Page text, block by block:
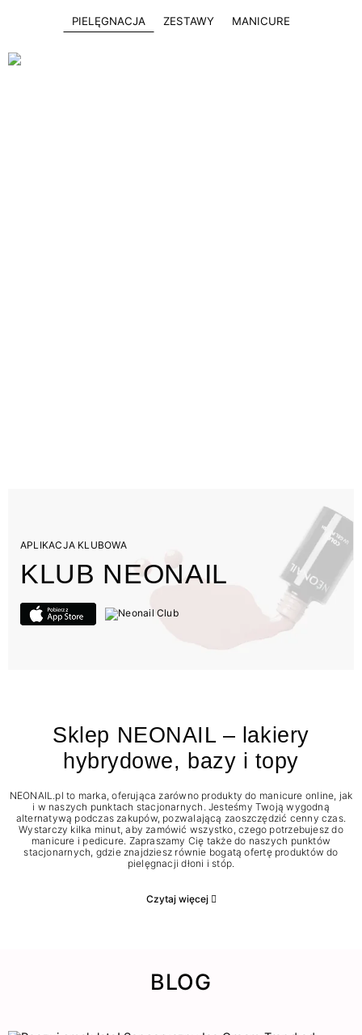
PIELĘGNACJA ZESTAWY MANICURE
APLIKACJA KLUBOWA
KLUB NEONAIL
Sklep NEONAIL – lakiery
hybrydowe, bazy i topy
NEONAIL.pl to marka, oferująca zarówno produkty do manicure online, jak
i w naszych punktach stacjonarnych. Jesteśmy Twoją wygodną
alternatywą podczas zakupów, pozwalającą zaoszczędzić cenny czas.
Wystarczy kilka minut, aby zamówić wszystko, czego potrzebujesz do
manicure i pedicure. Zapraszamy Cię także do naszych punktów
stacjonarnych, gdzie znajdziesz równie bogatą ofertę produktów do
pielęgnacji dłoni i stóp.
Czytaj więcej
BLOG